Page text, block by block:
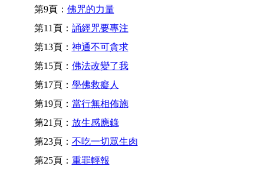
第9頁： 佛咒的力量
第11頁： 誦經咒要專注
第13頁： 神通不可貪求
第15頁： 佛法改變了我
第17頁： 學佛救癡人
第19頁： 當行無相佈施
第21頁： 放生感應錄
第23頁： 不吃一切眾生肉
第25頁： 重罪輕報